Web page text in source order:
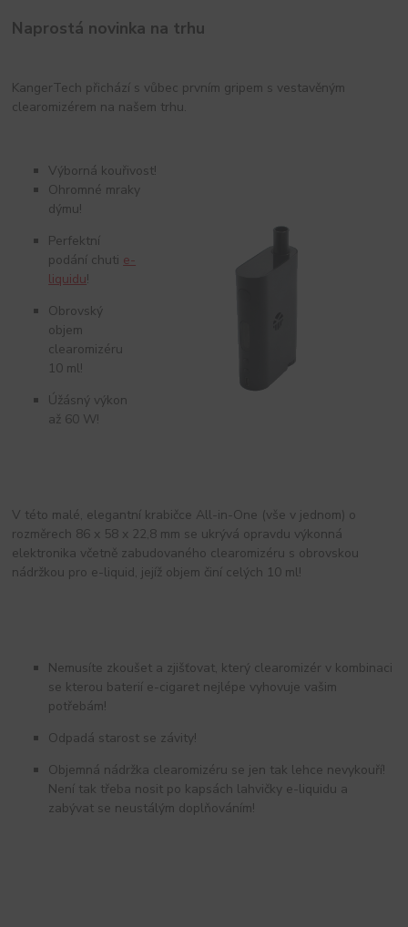
Naprostá novinka na trhu
KangerTech přichází s vůbec prvním gripem s vestavěným
clearomizérem na našem trhu.
Výborná kouřivost!
Ohromné mraky
dýmu!
Perfektní
podání chuti e-
liquidu!
Obrovský
objem
clearomizéru
10 ml!
Úžásný výkon
až 60 W!
V této malé, elegantní krabičce All-in-One (vše v jednom) o
rozměrech 86 x 58 x 22,8 mm se ukrývá opravdu výkonná
elektronika včetně zabudovaného clearomizéru s obrovskou
nádržkou pro e-liquid, jejíž objem činí celých 10 ml!
Nemusíte zkoušet a zjišťovat, který clearomizér v kombinaci
se kterou baterií e-cigaret nejlépe vyhovuje vašim
potřebám!
Odpadá starost se závity!
Objemná nádržka clearomizéru se jen tak lehce nevykouří!
Není tak třeba nosit po kapsách lahvičky e-liquidu a
zabývat se neustálým doplňováním!